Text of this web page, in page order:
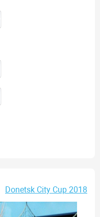
Donetsk City Cup 2018